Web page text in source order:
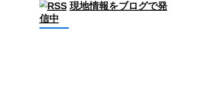
現地情報をブログで発
信中